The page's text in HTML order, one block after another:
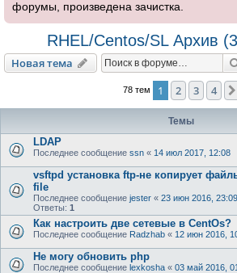
форумы, произведена зачистка.
RHEL/Centos/SL Архив
Новая тема
78 тем 1 2 3 4
Темы
LDAP
Последнее сообщение ssn « 14 июл 2017, 12:08
vsftpd установка ftp-не копирует
file
Последнее сообщение jester « 23 июн 2016, 23:09
Ответы: 1
Как настроить две сетевые в CentOs?
Последнее сообщение Radzhab « 12 июн 2016,
Не могу обновить php
Последнее сообщение lexkosha « 03 май 2016,